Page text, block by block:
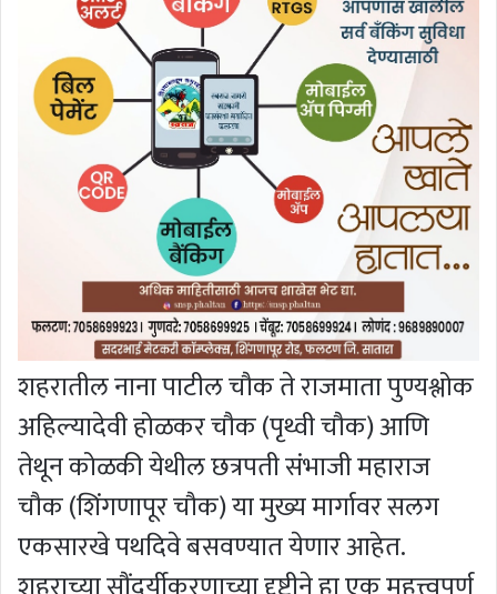
शहरातील नाना पाटील चौक ते राजमाता पुण्यश्लोक
अहिल्यादेवी होळकर चौक (पृथ्वी चौक) आणि
तेथून कोळकी येथील छत्रपती संभाजी महाराज
चौक (शिंगणापूर चौक) या मुख्य मार्गावर सलग
एकसारखे पथदिवे बसवण्यात येणार आहेत.